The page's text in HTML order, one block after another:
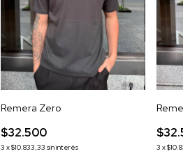
Remera Zero
$32.500
3 x$10.833,33 sin interés 3 x